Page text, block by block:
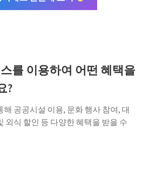
를 이용하여 어떤 혜택을
?
해 공공시설 이용, 문화 행사 참여, 대
외식 할인 등 다양한 혜택을 받을 수